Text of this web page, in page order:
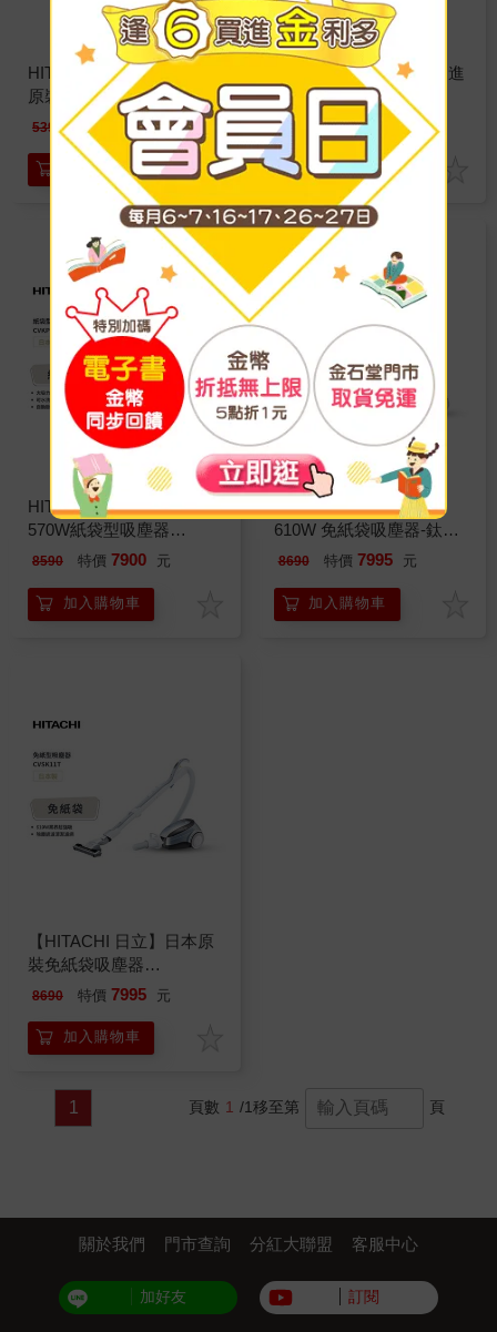
HITACHI 日立 560W日本
原裝紙袋型吸塵器
CVCK4T
5390 特價 4959 元
加入購物車
HITACHI日立 日本原裝 進
口紙袋型吸塵器
CVKV70GT
6690 特價 6155 元
加入購物車
HITACHI 日立 日本原裝
570W紙袋型吸塵器
CVKP90GT
8590 特價 7900 元
加入購物車
HITACHI日立 日本原裝
610W 免紙袋吸塵器-鈦銀
(CVSK11T)
8690 特價 7995 元
加入購物車
【HITACHI 日立】日本原
裝免紙袋吸塵器
(CVSK11T)
8690 特價 7995 元
加入購物車
1 頁數 1 /1移至第 頁
關於我們 門市查詢 分紅大聯盟 客服中心
加好友 訂閱